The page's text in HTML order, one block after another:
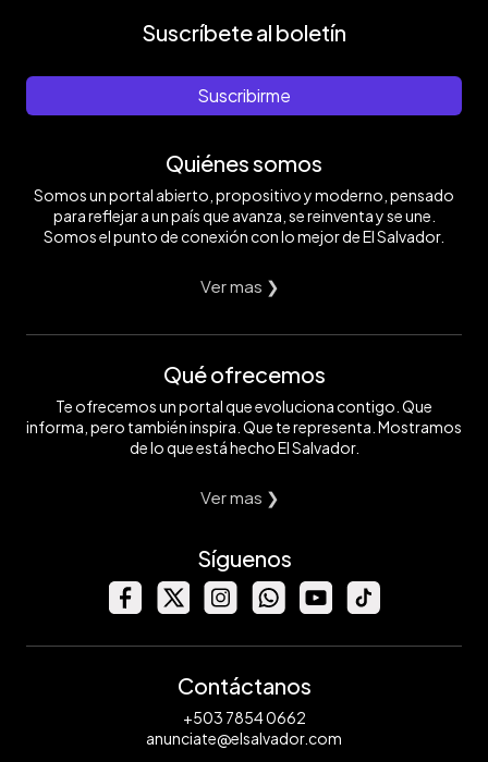
Suscríbete al boletín
Suscribirme
Quiénes somos
Somos un portal abierto, propositivo y moderno, pensado
para reflejar a un país que avanza, se reinventa y se une.
Somos el punto de conexión con lo mejor de El Salvador.
Ver mas ❯
Qué ofrecemos
Te ofrecemos un portal que evoluciona contigo. Que
informa, pero también inspira. Que te representa. Mostramos
de lo que está hecho El Salvador.
Ver mas ❯
Síguenos
Contáctanos
+503 7854 0662
anunciate@elsalvador.com